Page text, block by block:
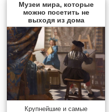
Музеи мира, которые
можно посетить не
выходя из дома
Крупнейшие и самые